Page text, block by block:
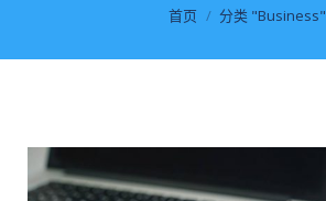
你在这里：
首页 分类 "Business"